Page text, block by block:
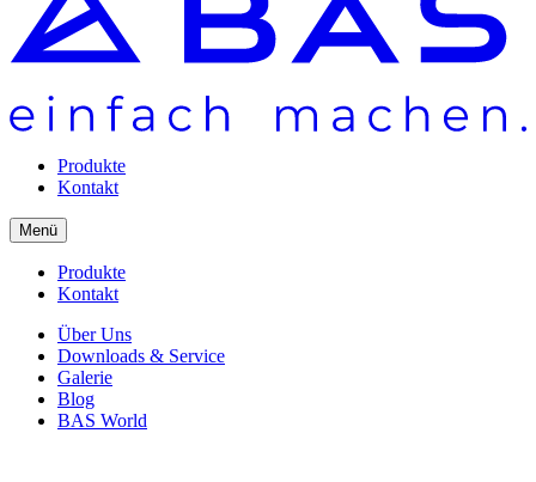
Produkte
Kontakt
Menü
Produkte
Kontakt
Über Uns
Downloads & Service
Galerie
Blog
BAS World